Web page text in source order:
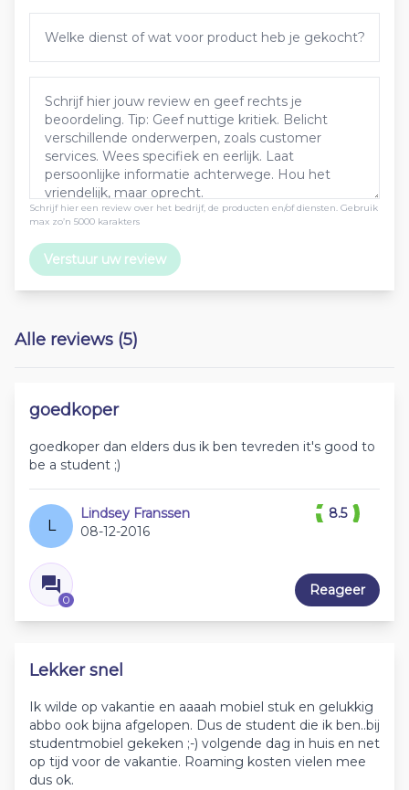
Schrijf hier een review over het bedrijf, de producten en/of diensten. Gebruik
max zo’n 5000 karakters
Verstuur uw review
Alle reviews (5)
goedkoper
goedkoper dan elders dus ik ben tevreden it's good to
be a student ;)
L
Lindsey Franssen
08-12-2016
0
8.5
Reageer
Lekker snel
Ik wilde op vakantie en aaaah mobiel stuk en gelukkig
abbo ook bijna afgelopen. Dus de student die ik ben..bij
studentmobiel gekeken ;-) volgende dag in huis en net
op tijd voor de vakantie. Roaming kosten vielen mee
dus ok.